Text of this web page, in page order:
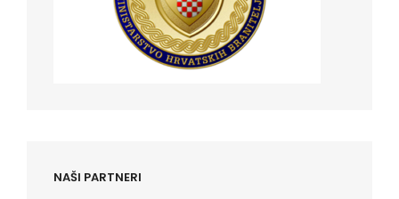
NAŠI PARTNERI